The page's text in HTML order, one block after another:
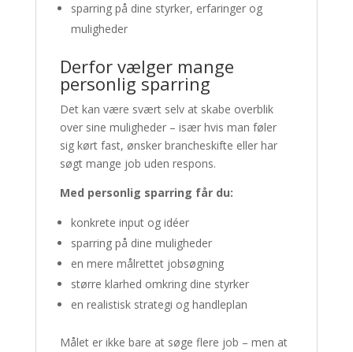
sparring på dine styrker, erfaringer og
muligheder
Derfor vælger mange
personlig sparring
Det kan være svært selv at skabe overblik
over sine muligheder – især hvis man føler
sig kørt fast, ønsker brancheskifte eller har
søgt mange job uden respons.
Med personlig sparring får du:
konkrete input og idéer
sparring på dine muligheder
en mere målrettet jobsøgning
større klarhed omkring dine styrker
en realistisk strategi og handleplan
Målet er ikke bare at søge flere job – men at